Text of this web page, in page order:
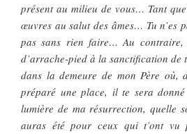
présent au milieu de vous… Tant
œuvres au salut des âmes… Tu n’es
pas sans rien faire… Au
d’arrache-pied à la sanctification de
dans la demeure de mon Père où,
préparé une place, il te sera
lumière de ma résurrection, quelle
auras été pour ceux qui t’ont